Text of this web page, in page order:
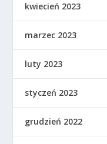
kwiecień 2023
marzec 2023
luty 2023
styczeń 2023
grudzień 2022